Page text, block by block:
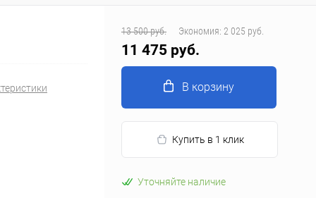
13 500 руб. Экономия: 2 025 руб.
11 475 руб.
В корзину
Купить в 1 клик
Уточняйте наличие